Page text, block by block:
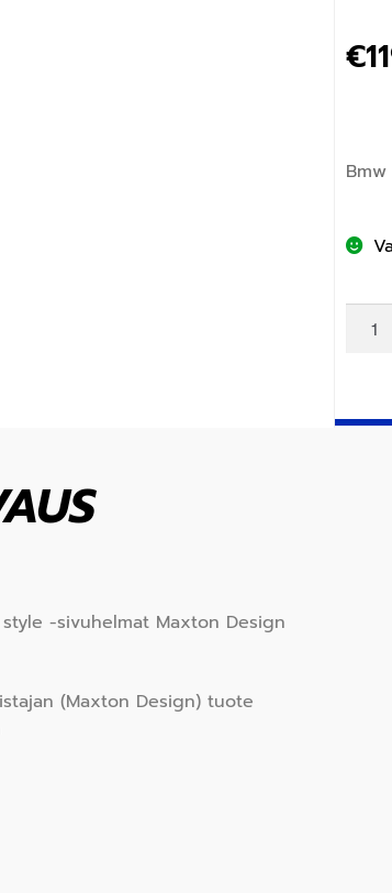
€
-sivuhelmat Maxton Design
(Maxton Design) tuote